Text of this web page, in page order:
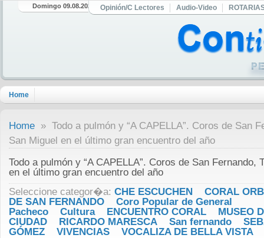
Domingo 09.08.2026 Opinión/C Lectores Audio-Video
Home
Home » Todo a pulmón y “A CAPELLA”. Coros de San
San Miguel en el último gran encuentro del año
Todo a pulmón y “A CAPELLA”. Coros de San Fernando,
en el último gran encuentro del año
Seleccione categor�a: CHE ESCUCHEN
CORAL
DE SAN FERNANDO
Coro Popular de General
Pacheco
Cultura ENCUENTRO CORAL
MUSEO
CIUDAD
RICARDO MARESCA San fernando
GÓMEZ
VIVENCIAS VOCALIZA DE BELLA VISTA